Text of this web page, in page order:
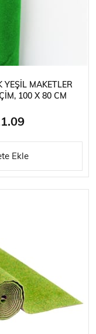
YEŞIL MAKETLER
100 X 80 CM
Ekle